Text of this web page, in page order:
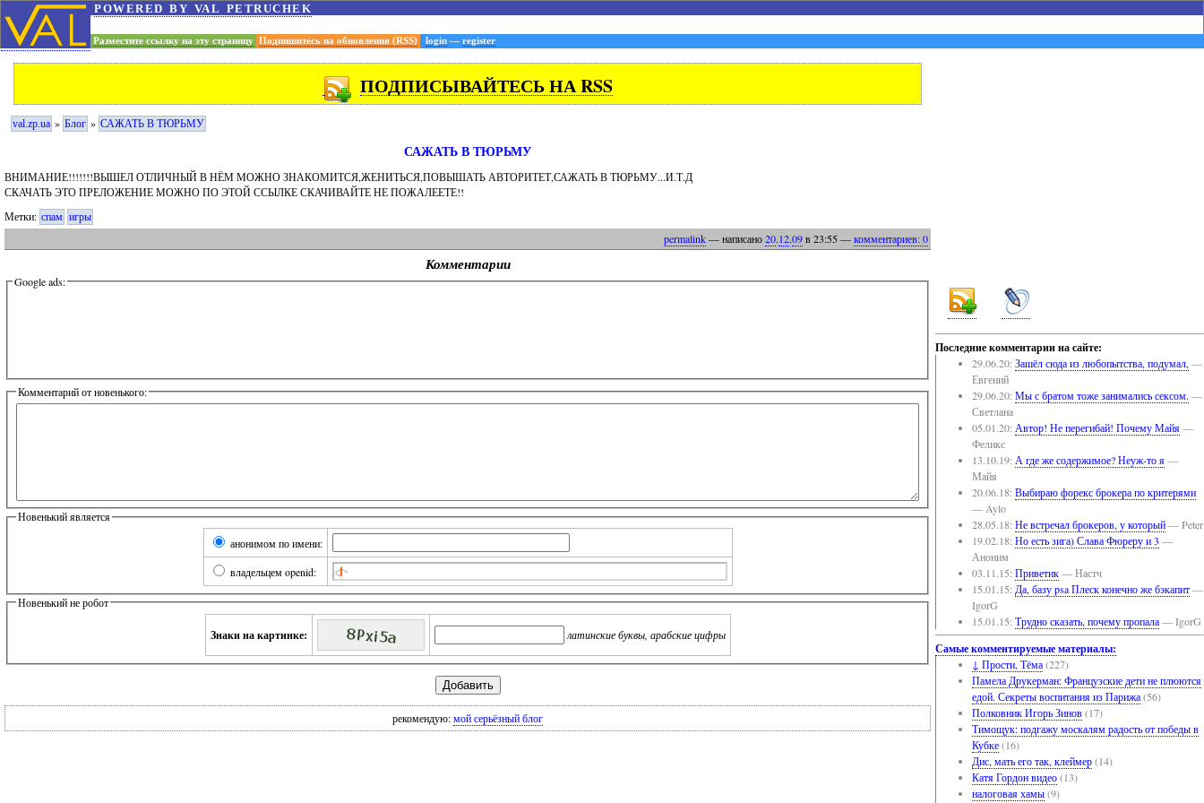
powered by val petruchek
Разместите ссылку на эту страницу Подпишитесь на обновления (RSS) login — register
Последние комментарии на сайте:
29.06.20: Зашёл сюда из любопытства, подумал, —
Евгений
29.06.20: Мы с братом тоже занимались сексом. —
Светлана
05.01.20: Автор! Не перегибай! Почему Майя—
Феликс
13.10.19: А где же содержимое? Неуж-то я—
Майя
20.06.18: Выбираю форекс брокера по критерями
— Aylo
28.05.18: Не встречал брокеров, у который— Peter
19.02.18: Но есть зига) Слава Фюреру и 3 —
Аноним
03.11.15: Приветик— Настч
15.01.15: Да, базу psa Плеск конечно же бэкапит—
IgorG
15.01.15: Трудно сказать, почему пропала— IgorG
Самые комментируемые материалы:
↓ Прости, Тёма(227)
Памела Друкерман: Французские дети не плюются
едой. Секреты воспитания из Парижа(56)
Полковник Игорь Зинов(17)
Тимощук: подгажу москалям радость от победы в
Кубке(16)
Дис, мать его так, клеймер(14)
Катя Гордон видео(13)
налоговая хамы(9)
ПОДПИСЫВАЙТЕСЬ НА RSS
val.zp.ua » Блог » САЖАТЬ В ТЮРЬМУ
САЖАТЬ В ТЮРЬМУ
ВНИМАНИЕ!!!!!!!ВЫШЕЛ ОТЛИЧНЫЙ В НЁМ МОЖНО ЗНАКОМИТСЯ,ЖЕНИТЬСЯ,ПОВЫШАТЬ АВТОРИТЕТ,САЖАТЬ В ТЮРЬМУ...И.Т.Д
СКАЧАТЬ ЭТО ПРЕЛОЖЕНИЕ МОЖНО ПО ЭТОЙ ССЫЛКЕ СКАЧИВАЙТЕ НЕ ПОЖАЛЕЕТЕ!!
Метки: спам игры
permalink— написано20.12.09в 23:55—комментариев: 0
Комментарии
Google ads:
Комментарий от новенького:
Новенький является
анонимом по имени:
владельцем openid:
Новенький не робот
Знаки на картинке: латинские буквы, арабские цифры
рекомендую: мой серьёзный блог